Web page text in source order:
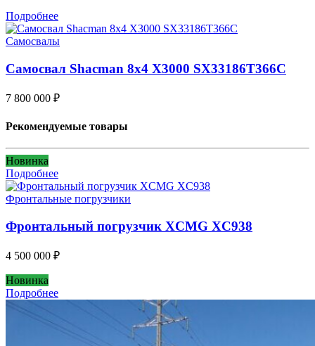
Подробнее
Самосвалы
Самосвал Shacman 8x4 X3000 SX33186T366С
7 800 000 ₽
Рекомендуемые товары
Новинка
Подробнее
Фронтальные погрузчики
Фронтальный погрузчик XCMG XC938
4 500 000 ₽
Новинка
Подробнее